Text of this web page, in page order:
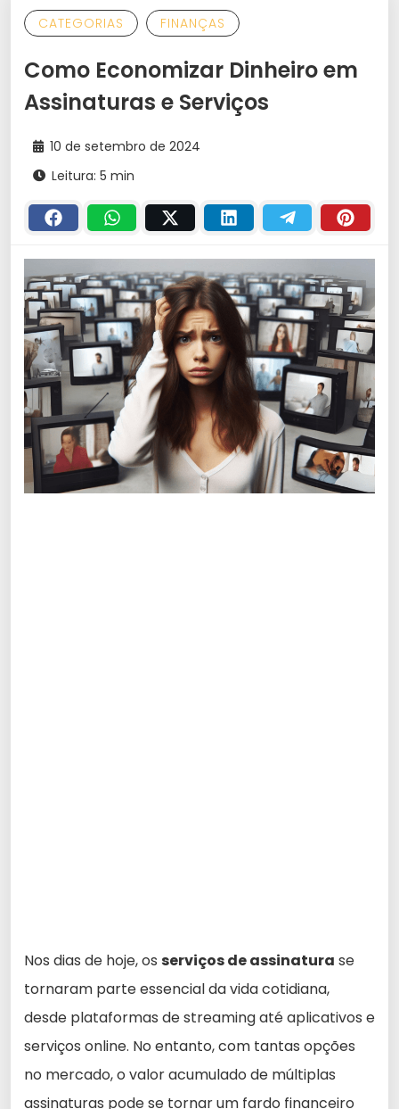
CATEGORIAS FINANÇAS
Como Economizar Dinheiro em
Assinaturas e Serviços
10 de setembro de 2024
Leitura: 5 min
Nos dias de hoje, os serviços de assinatura se
tornaram parte essencial da vida cotidiana,
desde plataformas de streaming até aplicativos e
serviços online. No entanto, com tantas opções
no mercado, o valor acumulado de múltiplas
assinaturas pode se tornar um fardo financeiro